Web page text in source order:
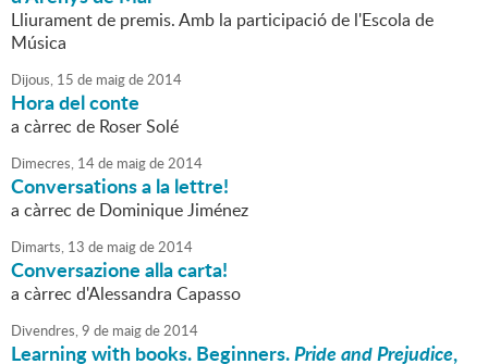
Lliurament de premis. Amb la participació de l'Escola de
Música
Dijous, 15 de maigde2014
Hora del conte
a càrrec de Roser Solé
Dimecres, 14de maigde2014
Conversations a la lettre!
a càrrec de Dominique Jiménez
Dimarts, 13 de maigde2014
Conversazione alla carta!
a càrrec d'Alessandra Capasso
Divendres,9 de maigde2014
Learning with books. Beginners.Pride and Prejudice,